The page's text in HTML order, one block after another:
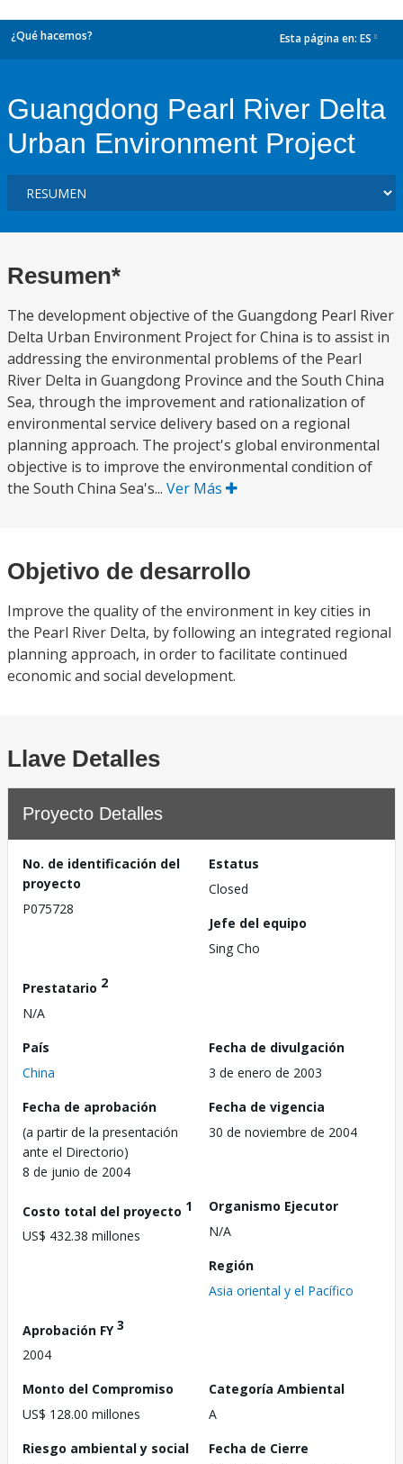
¿Qué hacemos? Esta página en: ES
Guangdong Pearl River Delta
Urban Environment Project
Resumen*
The development objective of the Guangdong Pearl River
Delta Urban Environment Project for China is to assist in
addressing the environmental problems of the Pearl
River Delta in Guangdong Province and the South China
Sea, through the improvement and rationalization of
environmental service delivery based on a regional
planning approach. The project's global environmental
objective is to improve the environmental condition of
the South China Sea's... Ver Más
Objetivo de desarrollo
Improve the quality of the environment in key cities in
the Pearl River Delta, by following an integrated regional
planning approach, in order to facilitate continued
economic and social development.
Llave Detalles
Proyecto Detalles
No. de identificación del
proyecto
P075728
Estatus
Closed
Jefe del equipo
Sing Cho
Prestatario 2
N/A
País
China
Fecha de divulgación
3 de enero de 2003
Fecha de aprobación
(a partir de la presentación
ante el Directorio)
8 de junio de 2004
Fecha de vigencia
30 de noviembre de 2004
Costo total del proyecto 1
US$ 432.38 millones
Organismo Ejecutor
N/A
Región
Asia oriental y el Pacífico
Aprobación FY3
2004
Monto del Compromiso
US$ 128.00 millones
Categoría Ambiental
A
Riesgo ambiental y social
Fecha de Cierre